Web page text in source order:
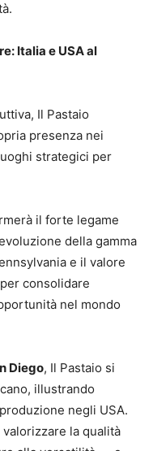
Italia e USA al
Il Pastaio
presenza nei
strategici per
il forte legame
della gamma
e il valore
consolidare
nel mondo
Diego, Il Pastaio si
illustrando
negli USA.
la qualità